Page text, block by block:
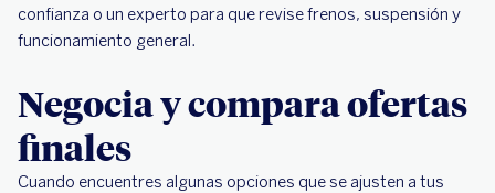
confianza o un experto para que revise frenos, suspensión y
funcionamiento general.
Negocia y compara ofertas
finales
Cuando encuentres algunas opciones que se ajusten a tus